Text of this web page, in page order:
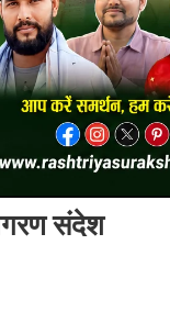
संदेश